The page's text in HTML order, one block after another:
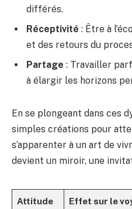
différés.
Réceptivité : Être à
et des retours du
Partage : Travailler
à élargir les horizons
En se plongeant dans ces
simples créations pour
s’apparenter à un art de
devient un miroir, une
Attitude
Effet sur le